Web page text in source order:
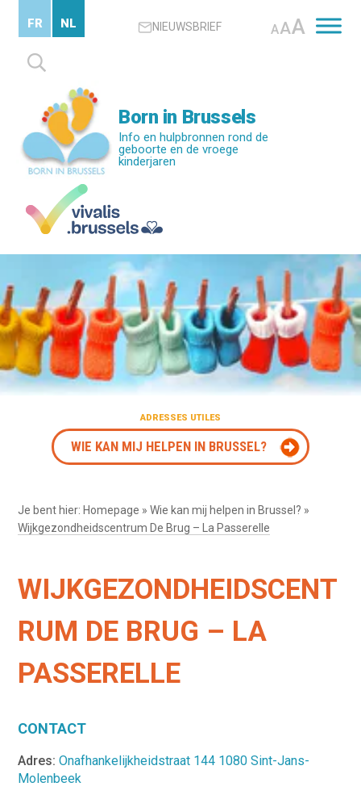
content
NIEUWSBRIEF AAA
Zoeken
naar:
FR NL
Born in Brussels
Info en hulpbronnen rond de
geboorte en de vroege
kinderjaren
ADRESSES UTILES
WIE KAN MIJ HELPEN IN BRUSSEL?
Je bent hier: Homepage »Wie kan mij helpen in Brussel? »
Wijkgezondheidscentrum De Brug – La Passerelle
WIJKGEZONDHEIDSCENT
RUM DE BRUG – LA
PASSERELLE
CONTACT
Adres: Onafhankelijkheidstraat 144 1080 Sint-Jans-
Molenbeek